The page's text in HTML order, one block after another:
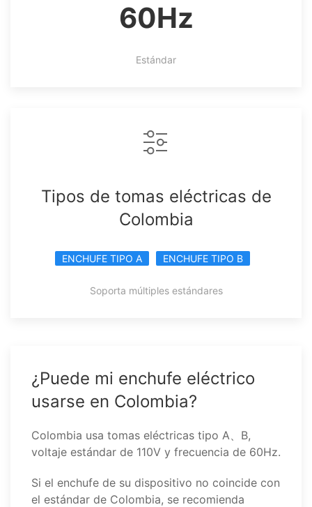
60Hz
Estándar
Tipos de tomas eléctricas de
Colombia
ENCHUFE TIPO A ENCHUFE TIPO B
Soporta múltiples estándares
¿Puede mi enchufe eléctrico
usarse en Colombia?
Colombia usa tomas eléctricas tipo A、B,
voltaje estándar de 110V y frecuencia de 60Hz.
Si el enchufe de su dispositivo no coincide con
el estándar de Colombia, se recomienda